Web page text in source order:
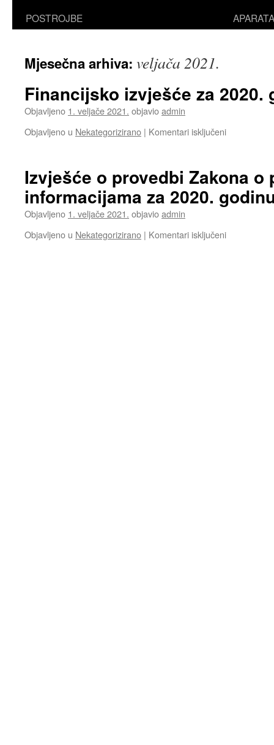
POSTROJBE
APARATA
Mjesečna arhiva: veljača 2021.
Financijsko izvješće za 2020.
Objavljeno 1. veljače 2021. objavioadmin
Objavljeno u Nekategorizirano | Komentari isključeniza
2020.
godinu
Izvješće o provedbi Zakona o
informacijama za 2020.
Objavljeno 1. veljače 2021. objavioadmin
Objavljeno u Nekategorizirano | Komentari isključeniza